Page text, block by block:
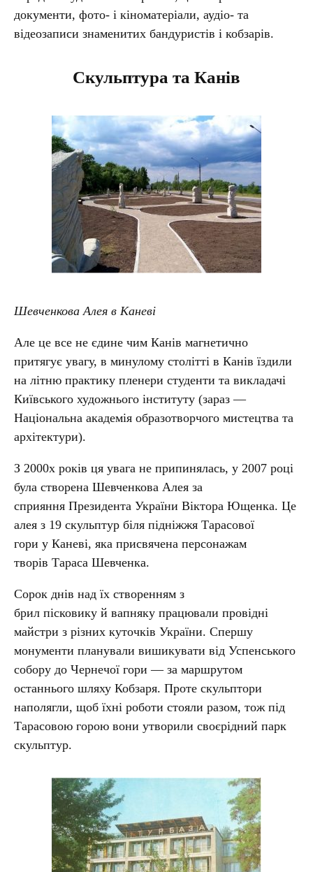
документи, фото- і кіноматеріали, аудіо- та
відеозаписи знаменитих бандуристів і кобзарів.
Скульптура та Канів
Шевченковa Алея в Каневі
Але це все не єдине чим Канів магнетично
притягує увагу, в минулому столітті в Канів їздили
на літню практику пленери студенти та викладачі
Київського художнього інституту (зараз —
Національна академія образотворчого мистецтва та
архітектури).
З 2000х років ця увага не припинялась, у 2007 році
була створена Шевченкова Алея за
сприяння Президента України Віктора Ющенка. Це
алея з 19 скульптур біля підніжжя Тарасової
гори у Каневі, яка присвячена персонажам
творів Тараса Шевченка.
Сорок днів над їх створенням з
брил пісковику й вапняку працювали провідні
майстри з різних куточків України. Спершу
монументи планували вишикувати від Успенського
собору до Чернечої гори — за маршрутом
останнього шляху Кобзаря. Проте скульптори
наполягли, щоб їхні роботи стояли разом, тож під
Тарасовою горою вони утворили своєрідний парк
скульптур.